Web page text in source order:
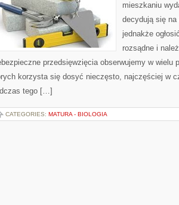
mieszkaniu
decydują się
jednakże
rozsądne i
przedsięwzięcia obserwujemy w
korzysta się dosyć nieczęsto, najczęściej w
tego […]
CATEGORIES: MATURA - BIOLOGIA